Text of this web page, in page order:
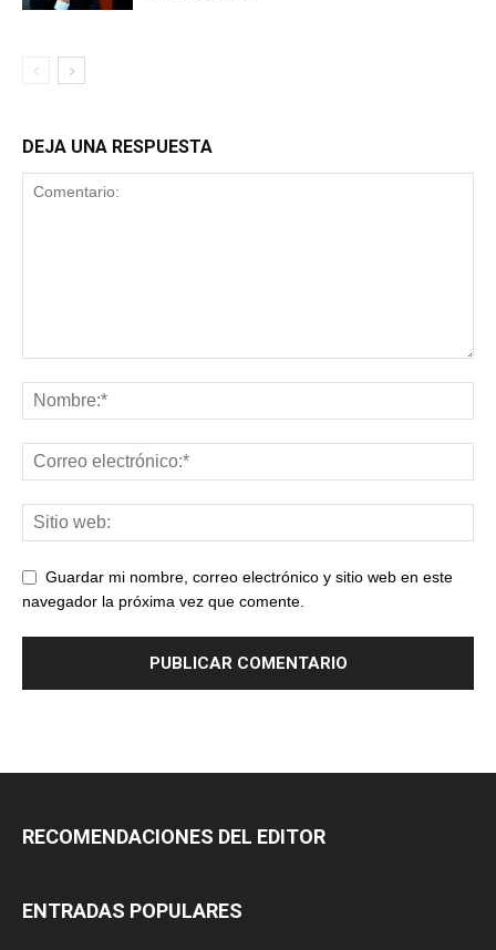
DEJA UNA RESPUESTA
Guardar mi nombre, correo electrónico y sitio web en este
navegador la próxima vez que comente.
RECOMENDACIONES DEL EDITOR
ENTRADAS POPULARES